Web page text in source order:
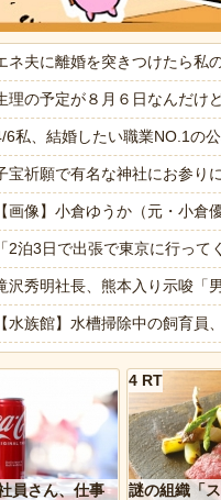
たかれ「病気だからって甘
(30代)。問題は誰がこい
（ぷい」
した８歳の息子。理由は
命が尽きても奴らに絶対
海だった痕跡が残されていた
品代を値上げするわ」
断 → 超反応で止まる車の衝
りたかったんだよ」って言
長 みんなにコオロギ食を広
ｗｗｗ」 ほか
ネ夫に離婚を突きつけたら私
理の予定が８月６日なんだけ
6私、結婚したい職業NO.1の
宝祈願で有名な神社にお参り
【画像】小倉ゆうか（元・小倉
「2泊3日で出張で東京に行っ
沢秀明社長、熊本入り示唆「
【水族館】水槽掃除中の飼育員
レー味のポテチがない理由
成城石井】高級豆腐ワイ「
「お菓子の太子堂」で知られる
員さん、仕事
4 RT
謎の組織「